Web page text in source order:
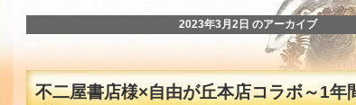
2023年3月2日 のアーカイブ
不二屋書店様×自由が丘本店コラボ～1年